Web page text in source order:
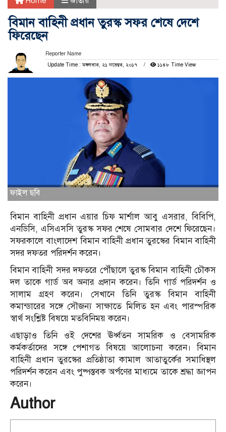
বিমান বাহিনী প্রধান তুরস্ক সফর শেষে দেশে
ফিরেছেন
Reporter Name
Update Time : মঙ্গলবার, ২১ নভেম্বর, ২০১৭
১১৪৮ Time View
ফাইল ছবি
বিমান বাহিনী প্রধান এয়ার চিফ মার্শাল আবু এসরার, বিবিপি,
এনডিসি, এসিএসসি তুরস্ক সফর শেষে সোমবার দেশে ফিরেছেন।
সফরকালে বাংলাদেশ বিমান বাহিনী প্রধান তুরস্কের বিমান বাহিনী
সদর দফতর পরিদর্শন করেন।
বিমান বাহিনী সদর দফতরে পৌঁছালে তুরস্ক বিমান বাহিনী চৌকস
দল তাকে গার্ড অব অনার প্রদান করেন। তিনি গার্ড পরিদর্শন ও
সালাম গ্রহণ করেন। সেখানে তিনি তুরস্ক বিমান বাহিনী
কমান্ডারের সঙ্গে সৌজন্য সাক্ষাতে মিলিত হন এবং পারস্পরিক
স্বার্থ সংশ্লিষ্ট বিষয়ে মতবিনিময় করেন।
এছাড়াও তিনি ওই দেশের ঊর্ধ্বতন সামরিক ও বেসামরিক
কর্মকর্তাদের সঙ্গে পেশাগত বিষয়ে আলোচনা করেন। বিমান
বাহিনী প্রধান তুরস্কের প্রতিষ্ঠাতা কামাল আতাতুর্কের সমাধিস্থল
পরিদর্শন করেন এবং পুষ্পস্তবক অর্পণের মাধ্যমে তাকে শ্রদ্ধা জ্ঞাপন
করেন।
Author